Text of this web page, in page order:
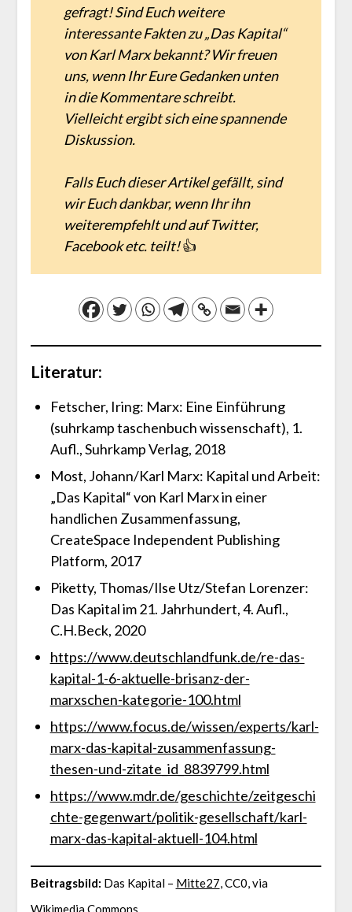
gefragt! Sind Euch weitere
interessante Fakten zu „Das Kapital“
von Karl Marx bekannt? Wir freuen
uns, wenn Ihr Eure Gedanken unten
in die Kommentare schreibt.
Vielleicht ergibt sich eine spannende
Diskussion.
Falls Euch dieser Artikel gefällt, sind
wir Euch dankbar, wenn Ihr ihn
weiterempfehlt und auf Twitter,
Facebook etc. teilt!👍
Literatur:
Fetscher, Iring: Marx: Eine Einführung
(suhrkamp taschenbuch wissenschaft), 1.
Aufl., Suhrkamp Verlag, 2018
Most, Johann/Karl Marx: Kapital und Arbeit:
„Das Kapital“ von Karl Marx in einer
handlichen Zusammenfassung,
CreateSpace Independent Publishing
Platform, 2017
Piketty, Thomas/Ilse Utz/Stefan Lorenzer:
Das Kapital im 21. Jahrhundert, 4. Aufl.,
C.H.Beck, 2020
https://www.deutschlandfunk.de/re-das-
kapital-1-6-aktuelle-brisanz-der-
marxschen-kategorie-100.html
https://www.focus.de/wissen/experts/karl-
marx-das-kapital-zusammenfassung-
thesen-und-zitate_id_8839799.html
https://www.mdr.de/geschichte/zeitgeschi
chte-gegenwart/politik-gesellschaft/karl-
marx-das-kapital-aktuell-104.html
Beitragsbild: Das Kapital – Mitte27, CC0, via
Wikimedia Commons